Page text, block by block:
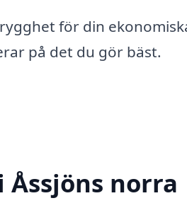
för din
på det du gör bäst.
norra